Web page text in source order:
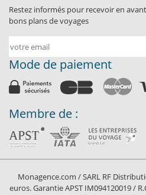
Restez informés pour recevoir en
bons plans de voyages
Mode de paiement
Membre de :
Monagence.com / SARL RF
euros. Garantie APST IM094120019 /